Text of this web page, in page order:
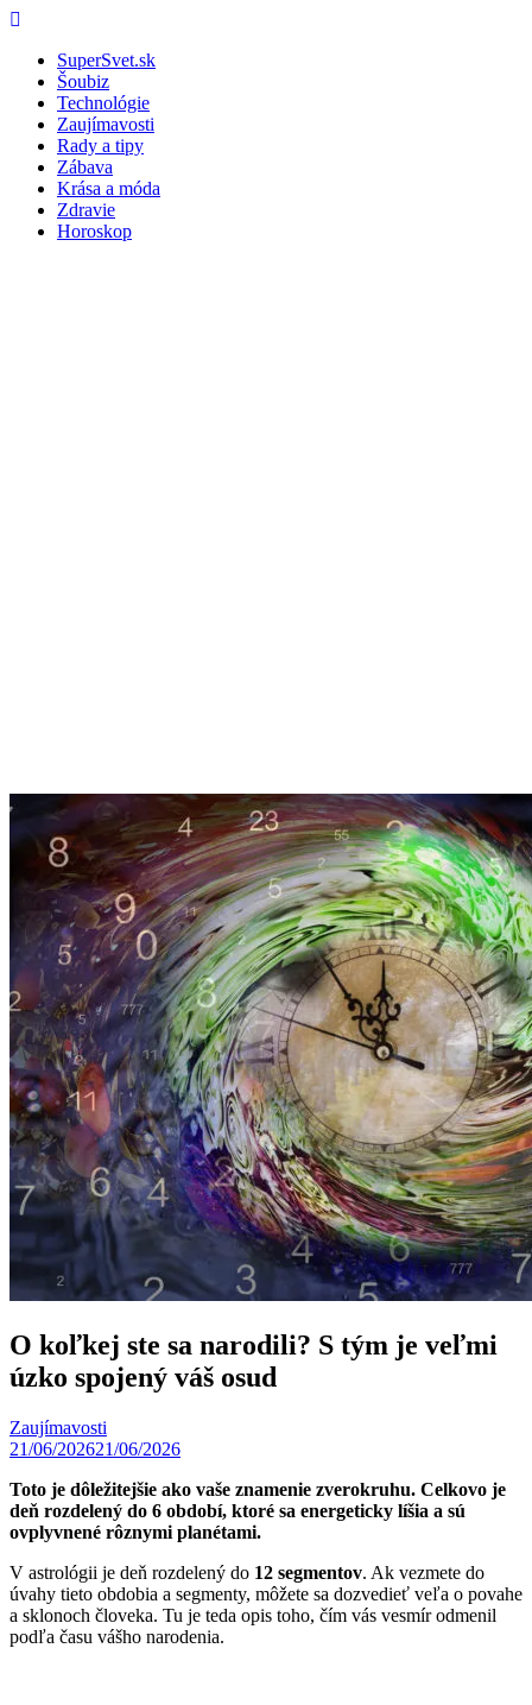
Skip
contentSuperSvet.sk
Šoubiz
Technológie
Zaujímavosti
Rady a tipy
Zábava
Krása a móda
Zdravie
Horoskop
O koľkej ste sa narodili? S tým je veľmi
úzko spojený váš osud
Zaujímavosti
21/06/202621/06/2026
Toto je dôležitejšie ako vaše znamenie zverokruhu. Celkovo je
deň rozdelený do 6 období, ktoré sa energeticky líšia a sú
ovplyvnené rôznymi planétami.
V astrológii je deň rozdelený do 12 segmentov. Ak vezmete do
úvahy tieto obdobia a segmenty, môžete sa dozvedieť veľa o povahe
a sklonoch človeka. Tu je teda opis toho, čím vás vesmír odmenil
podľa času vášho narodenia.